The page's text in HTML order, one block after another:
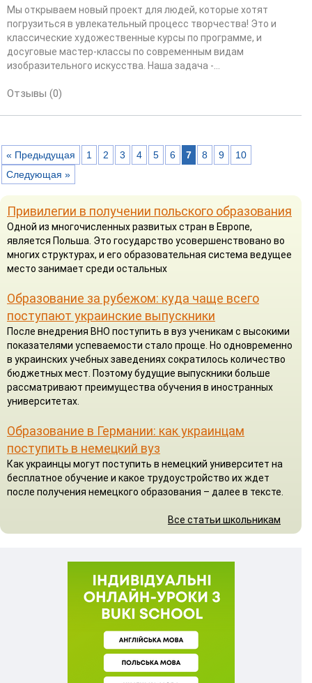
Мы открываем новый проект для людей, которые хотят
погрузиться в увлекательный процесс творчества! Это и
классические художественные курсы по программе, и
досуговые мастер-классы по современным видам
изобразительного искусства. Наша задача -...
Отзывы (0)
« Предыдущая 1 2 3 4 5 6 7 8 9
10
Следующая »
Привилегии в получении польского образования
Одной из многочисленных развитых стран в Европе,
является Польша. Это государство усовершенствовано во
многих структурах, и его образовательная система ведущее
место занимает среди остальных
Образование за рубежом: куда чаще всего
поступают украинские выпускники
После внедрения ВНО поступить в вуз ученикам с высокими
показателями успеваемости стало проще. Но одновременно
в украинских учебных заведениях сократилось количество
бюджетных мест. Поэтому будущие выпускники больше
рассматривают преимущества обучения в иностранных
университетах.
Образование в Германии: как украинцам
поступить в немецкий вуз
Как украинцы могут поступить в немецкий университет на
бесплатное обучение и какое трудоустройство их ждет
после получения немецкого образования – далее в тексте.
Все статьи школьникам